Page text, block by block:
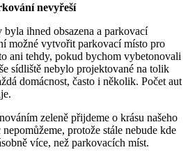
nevyřeší
ihned obsazena a parkovací
možné vytvořit parkovací místo pro
ani tehdy, pokud bychom vybetonovali
sídliště nebylo projektované na tolik
domácnost, často i několik. Počet aut
zeleně přijdeme o krásu našeho
protože stále nebude kde
více, než parkovacích míst.